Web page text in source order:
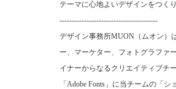
テーマに心地よいデザインをつく
----------------------------------------
デザイン事務所MUON（ムオン）
ー、マーケター、フォトグラファ
イナーからなるクリエイティブチー
「Adobe Fonts」に当チームの「シ